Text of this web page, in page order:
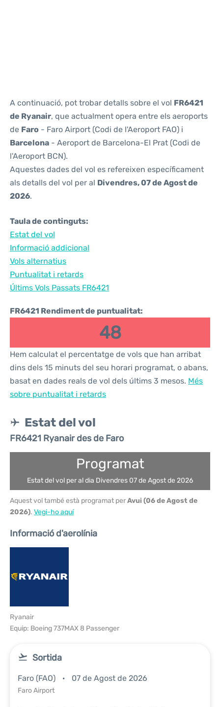
A continuació, pot trobar detalls sobre el vol FR6421
de Ryanair, que actualment opera entre els aeroports
de Faro - Faro Airport (Codi de l'Aeroport FAO) i
Barcelona - Aeroport de Barcelona-El Prat (Codi de
l'Aeroport BCN).
Aquestes dades del vol es refereixen específicament
als detalls del vol per al Divendres, 07 de Agost de
2026.
Taula de continguts:
Estat del vol
Informació addicional
Vols alternatius
Puntualitat i retards
Últims Vols Passats FR6421
FR6421 Rendiment de puntualitat:
48
Hem calculat el percentatge de vols que han arribat
dins dels 15 minuts del seu horari programat, o abans,
basat en dades reals de vol dels últims 3 mesos. Més
sobre puntualitat i retards
Estat del vol
FR6421 Ryanair des de Faro
Programat
Estat del vol per al dia Divendres 07 de Agost de 2026
Aquest vol també està programat perAvui (06 de Agost de
2026). Vegi-ho aquí
Informació d'aerolínia
Ryanair
Equip: Boeing 737MAX 8 Passenger
Sortida
Faro (FAO) 07 de Agost de 2026
Faro Airport